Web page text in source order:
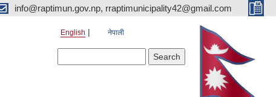
info@raptimun.gov.np, rraptimunicipality42@gmail.com
English नेपाली